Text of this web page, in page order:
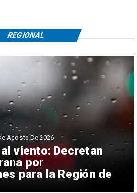
viento: Decretan
por
para la Región de
Agosto De 2026
REGIONAL